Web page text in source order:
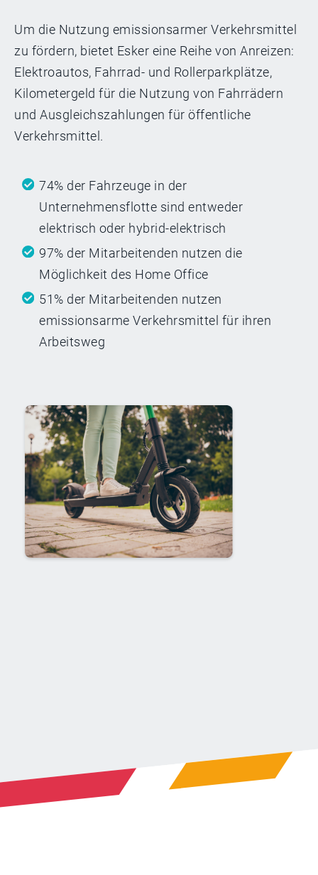
Um die Nutzung emissionsarmer Verkehrsmittel
zu fördern, bietet Esker eine Reihe von Anreizen:
Elektroautos, Fahrrad- und Rollerparkplätze,
Kilometergeld für die Nutzung von Fahrrädern
und Ausgleichszahlungen für öffentliche
Verkehrsmittel.
74% der Fahrzeuge in der
Unternehmensflotte sind entweder
elektrisch oder hybrid-elektrisch
97% der Mitarbeitenden nutzen die
Möglichkeit des Home Office
51% der Mitarbeitenden nutzen
emissionsarme Verkehrsmittel für ihren
Arbeitsweg